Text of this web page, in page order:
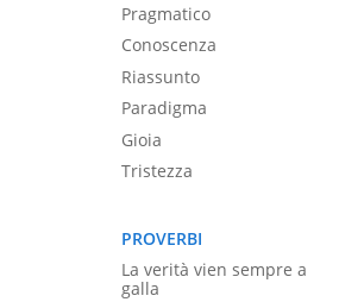
Pragmatico
Conoscenza
Riassunto
Paradigma
Gioia
Tristezza
PROVERBI
La verità vien sempre a
galla